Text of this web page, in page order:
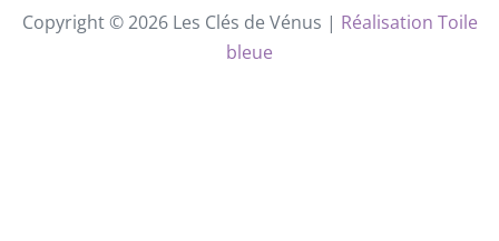
Copyright © 2026 Les Clés de Vénus | Réalisation Toile
bleue